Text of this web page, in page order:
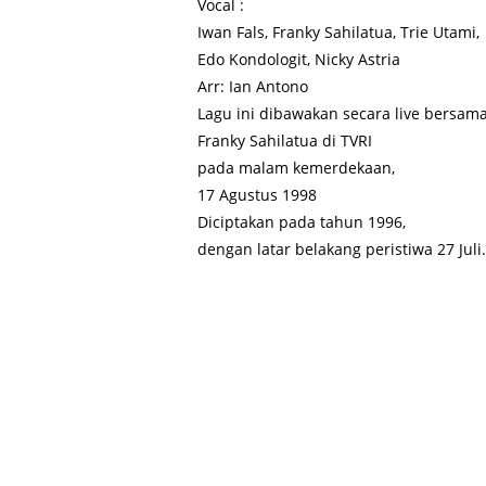
Vocal :
Iwan Fals, Franky Sahilatua, Trie Utami,
Edo Kondologit, Nicky Astria
Arr: Ian Antono
Lagu ini dibawakan secara live bersama
Franky Sahilatua di TVRI
pada malam kemerdekaan,
17 Agustus 1998
Diciptakan pada tahun 1996,
dengan latar belakang peristiwa 27 Juli.